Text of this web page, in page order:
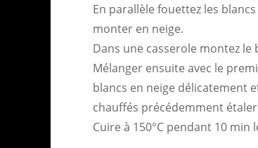
En parallèle fouettez les
monter en neige.
Dans une casserole montez le
Mélanger ensuite avec le
blancs en neige délicatement
chauffés précédemment
Cuire à 150°C pendant 10